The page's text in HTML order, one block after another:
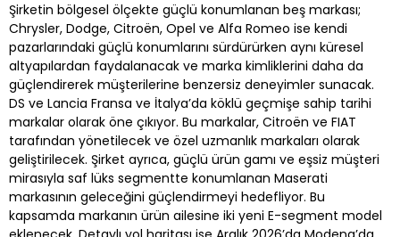
Şirketin bölgesel ölçekte güçlü konumlanan beş markası;
Chrysler, Dodge, Citroën, Opel ve Alfa Romeo ise kendi
pazarlarındaki güçlü konumlarını sürdürürken aynı küresel
altyapılardan faydalanacak ve marka kimliklerini daha da
güçlendirerek müşterilerine benzersiz deneyimler sunacak.
DS ve Lancia Fransa ve İtalya’da köklü geçmişe sahip tarihi
markalar olarak öne çıkıyor. Bu markalar, Citroën ve FIAT
tarafından yönetilecek ve özel uzmanlık markaları olarak
geliştirilecek. Şirket ayrıca, güçlü ürün gamı ve eşsiz müşteri
mirasıyla saf lüks segmentte konumlanan Maserati
markasının geleceğini güçlendirmeyi hedefliyor. Bu
kapsamda markanın ürün ailesine iki yeni E-segment model